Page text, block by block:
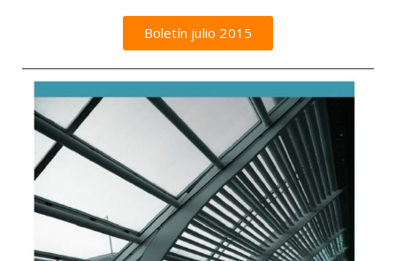
Boletín julio 2015